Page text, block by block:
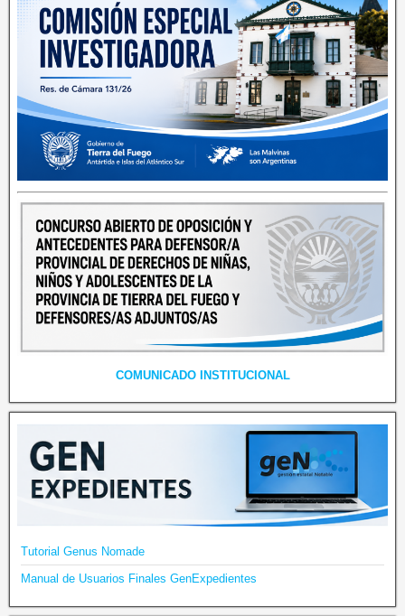
COMUNICADO INSTITUCIONAL
Tutorial Genus Nomade
Manual de Usuarios Finales GenExpedientes